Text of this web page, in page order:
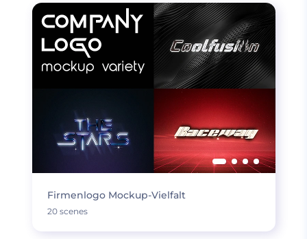
Firmenlogo Mockup-Vielfalt
20 scenes